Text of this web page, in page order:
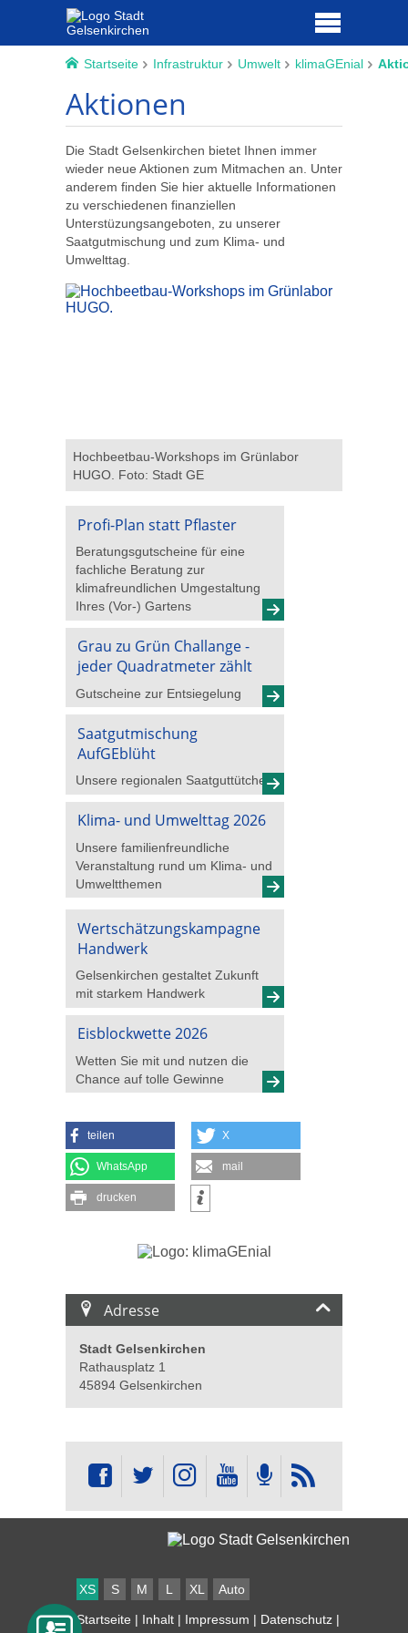
Startseite Infrastruktur Umwelt klimaGEnial
Aktionen
Die Stadt Gelsenkirchen bietet Ihnen immer
wieder neue Aktionen zum Mitmachen an. Unter
anderem finden Sie hier aktuelle Informationen
zu verschiedenen finanziellen
Unterstüzungsangeboten, zu unserer
Saatgutmischung und zum Klima- und
Umwelttag.
Hochbeetbau-Workshops im Grünlabor
HUGO. Foto: Stadt GE
Profi-Plan statt Pflaster
Beratungsgutscheine für eine
fachliche Beratung zur
klimafreundlichen Umgestaltung
Ihres (Vor-) Gartens
Grau zu Grün Challange -
jeder Quadratmeter zählt
Gutscheine zur Entsiegelung
Saatgutmischung
AufGEblüht
Unsere regionalen Saatguttütchen
Klima- und Umwelttag 2026
Unsere familienfreundliche
Veranstaltung rund um Klima- und
Umweltthemen
Wertschätzungskampagne
Handwerk
Gelsenkirchen gestaltet Zukunft
mit starkem Handwerk
Eisblockwette 2026
Wetten Sie mit und nutzen die
Chance auf tolle Gewinne
teilen X
WhatsApp mail
drucken
Adresse
Stadt Gelsenkirchen
Rathausplatz 1
45894 Gelsenkirchen
XS S M L XL Auto
Startseite | Inhalt | Impressum | Datenschutz |